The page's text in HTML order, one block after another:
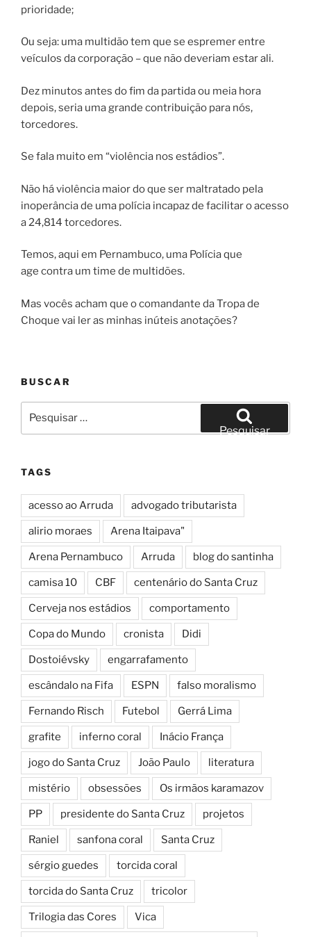
prioridade;
Ou seja: uma multidão tem que se espremer entre
veículos da corporação – que não deveriam estar ali.
Dez minutos antes do fim da partida ou meia hora
depois, seria uma grande contribuição para nós,
torcedores.
Se fala muito em “violência nos estádios”.
Não há violência maior do que ser maltratado pela
inoperância de uma polícia incapaz de facilitar o acesso
a 24,814 torcedores.
Temos, aqui em Pernambuco, uma Polícia que
age contra um time de multidões.
Mas vocês acham que o comandante da Tropa de
Choque vai ler as minhas inúteis anotações?
BUSCAR
por:
Pesquisar
TAGS
acesso ao Arruda advogado tributarista
alirio moraes Arena Itaipava"
Arena Pernambuco Arruda blog do santinha
camisa 10 CBF centenário do Santa Cruz
Cerveja nos estádios comportamento
Copa do Mundo cronista Didi
Dostoiévsky engarrafamento
escândalo na Fifa ESPN falso moralismo
Fernando Risch Futebol Gerrá Lima
grafite inferno coral Inácio França
jogo do Santa Cruz João Paulo literatura
mistério obsessões Os irmãos karamazov
PP presidente do Santa Cruz projetos
Raniel sanfona coral Santa Cruz
sérgio guedes torcida coral
torcida do Santa Cruz tricolor
Trilogia das Cores Vica